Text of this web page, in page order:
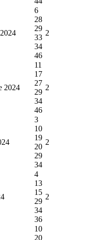
6
28
29
33
34
46
2
2024
11
17
27
29
34
46
2
3
10
19
20
29
34
2
4
13
15
29
34
36
2
10
20